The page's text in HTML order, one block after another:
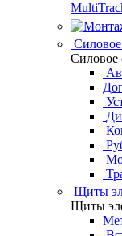
Силовое
Щиты
Щиты